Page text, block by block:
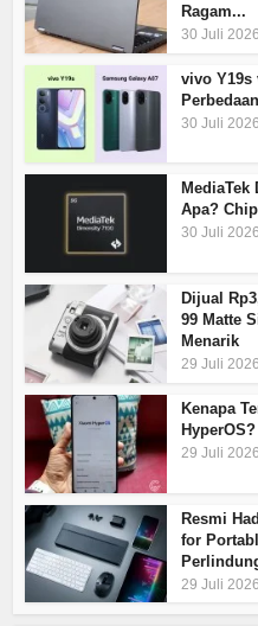
Ragam...
30 Juli 2026
vivo Y19s
30 Juli 2026
MediaTek
Apa?
30 Juli 2026
Dijual
99 Matte
Menarik
29 Juli 2026
Kenapa
29 Juli 2026
Resmi
for
29 Juli 2026